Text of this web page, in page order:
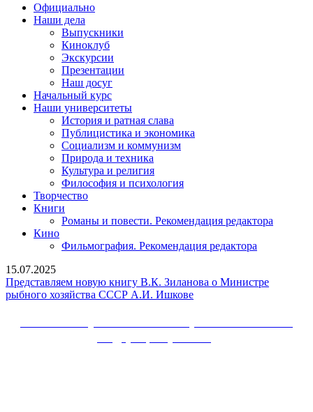
Официально
Наши дела
Выпускники
Киноклуб
Экскурсии
Презентации
Наш досуг
Начальный курс
Наши университеты
История и ратная слава
Публицистика и экономика
Социализм и коммунизм
Природа и техника
Культура и религия
Философия и психология
Творчество
Книги
Романы и повести. Рекомендация редактора
Кино
Фильмография. Рекомендация редактора
15.07.2025
Представляем новую книгу В.К. Зиланова о Министре
рыбного хозяйства СССР А.И. ИшковеПредставляем
В.К.
Зиланова